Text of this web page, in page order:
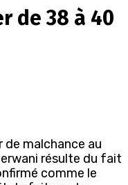
de 38 à 40
de malchance au
résulte du fait
comme le